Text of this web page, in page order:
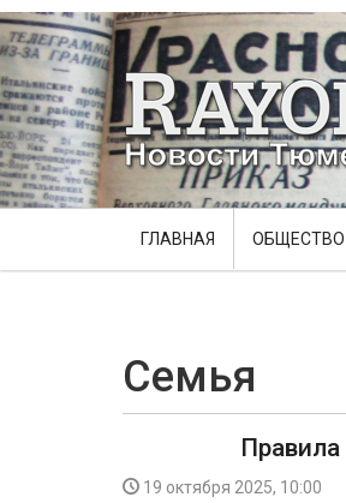
ГЛАВНАЯ ОБЩЕСТВО
Семья
19 октября 2025, 10:00